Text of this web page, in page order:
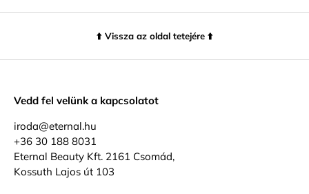
⬆️ Vissza az oldal tetejére ⬆️
Vedd fel velünk a kapcsolatot
iroda@eternal.hu
+36 30 188 8031
Eternal Beauty Kft. 2161 Csomád,
Kossuth Lajos út 103